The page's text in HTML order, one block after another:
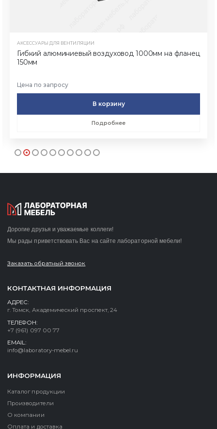
АКСЕССУАРЫ ДЛЯ ВЕНТИЛЯЦИИ
Гибкий алюминиевый воздуховод 1000мм на фланец
150мм
Цена по запросу
В корзину
Подробнее
Дорогие друзья и уважаемые коллеги!
Мы рады приветствовать Вас на сайте лабораторной мебели!
Заказать обратный звонок
КОНТАКТНАЯ ИНФОРМАЦИЯ
АДРЕС:
г. Томск, Академический проспект, 24
ТЕЛЕФОН:
+7 (961) 097 00 77
EMAIL:
info@laboratory-mebel.ru
ИНФОРМАЦИЯ
Каталог продукции
Производители
О компании
Оплата и доставка